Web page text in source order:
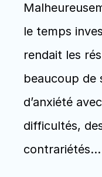
le temps
rendait les
beaucoup de
d’anxiété
difficultés,
contrariétés…